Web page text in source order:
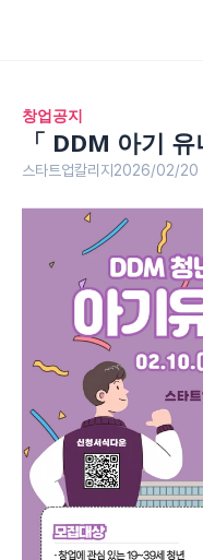
창업공지
「 DDM 아기
스타트업칼리지 2026/02/20